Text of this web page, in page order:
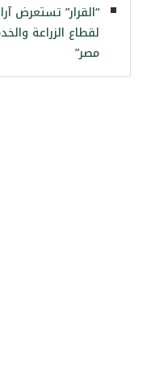
“القرار” تستعرض
لقطاع الزراعة
مصر”